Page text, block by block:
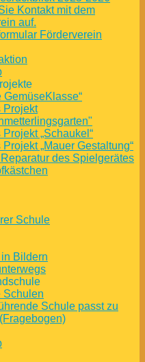
Kontakt mit dem
auf.
Förderverein
GemüseKlasse“
Projekt
Projekt „Schaukel“
Projekt „Mauer Gestaltung“
des Spielgerätes
Schule
Bildern
Schulen
Schule passt zu